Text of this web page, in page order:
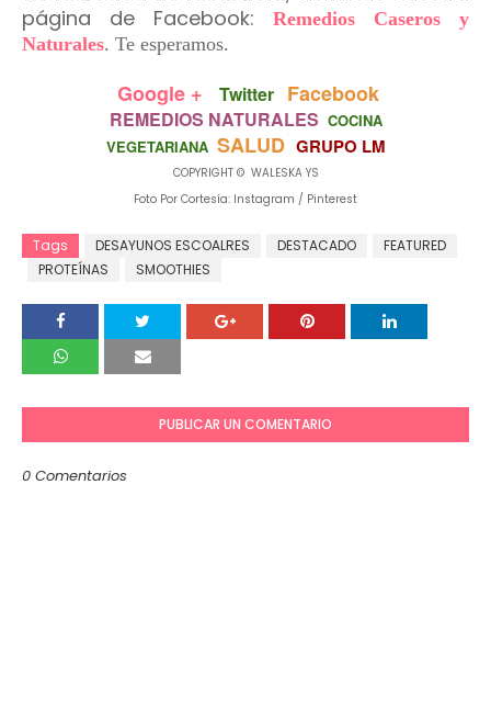
página de Facebook:
Remedios Caseros y
Naturales. Te esperamos.
Google + Twitter Facebook
REMEDIOS NATURALES COCINA
VEGETARIANA SALUD GRUPO LM
COPYRIGHT © WALESKA YS
Foto Por Cortesía: Instagram / Pinterest
Tags DESAYUNOS ESCOALRES DESTACADO
FEATURED
PROTEÍNAS
SMOOTHIES
PUBLICAR UN COMENTARIO
0 Comentarios